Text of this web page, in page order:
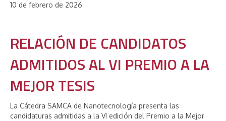
10 de febrero de 2026
RELACIÓN DE CANDIDATOS
ADMITIDOS AL VI PREMIO A LA
MEJOR TESIS
La Cátedra SAMCA de Nanotecnología presenta las
candidaturas admitidas a la VI edición del Premio a la Mejor